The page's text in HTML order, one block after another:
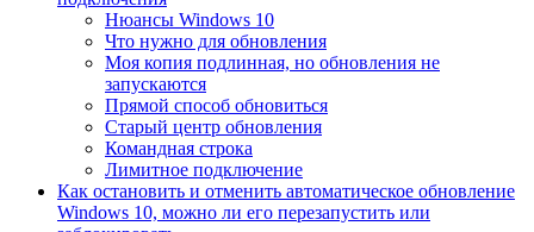
Нюансы Windows 10
Что нужно для обновления
Моя копия подлинная, но обновления не
запускаются
Прямой способ обновиться
Старый центр обновления
Командная строка
Лимитное подключение
Как остановить и отменить автоматическое обновление
Windows 10, можно ли его перезапустить или